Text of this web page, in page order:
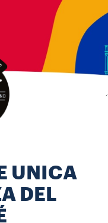
UNICA
DEL